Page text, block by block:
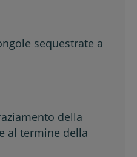
sequestrate a
della
al termine della